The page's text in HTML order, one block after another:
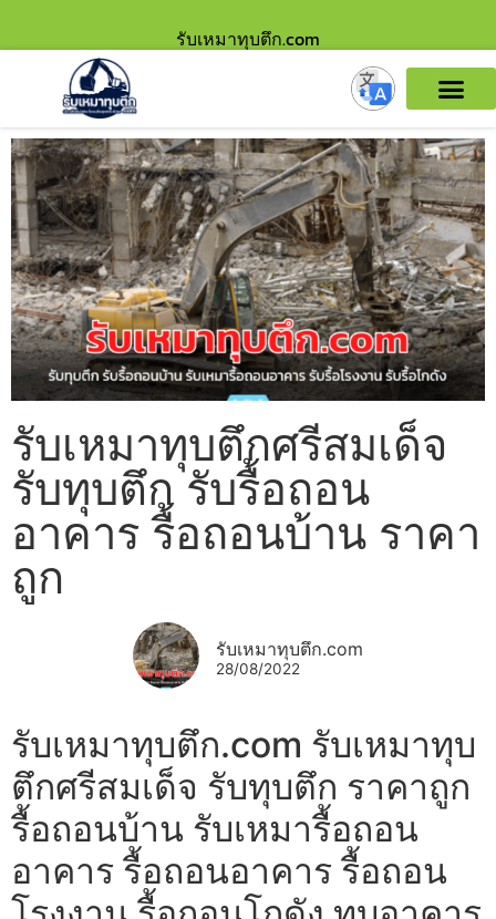
รับเหมาทุบตึก.com
รับเหมาทุบตึกศรีสมเด็จ
รับทุบตึก รับรื้อถอน
อาคาร รื้อถอนบ้าน ราคา
ถูก
รับเหมาทุบตึก.com
28/08/2022
รับเหมาทุบตึก.com รับเหมาทุบ
ตึกศรีสมเด็จ รับทุบตึก ราคาถูก
รื้อถอนบ้าน รับเหมารื้อถอน
อาคาร รื้อถอนอาคาร รื้อถอน